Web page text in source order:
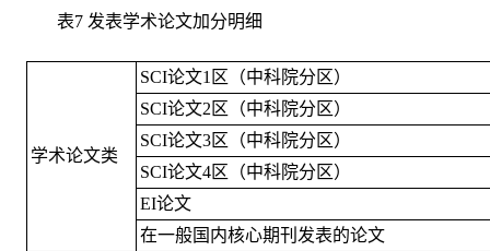
表7 发表学术论文加分明细
学术论文类
SCI论文1区（中科院分区）
SCI论文2区（中科院分区）
SCI论文3区（中科院分区）
SCI论文4区（中科院分区）
EI论文
在一般国内核心期刊发表的论文